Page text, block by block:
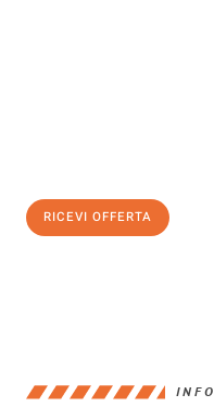
RICEVI OFFERTA
INFO